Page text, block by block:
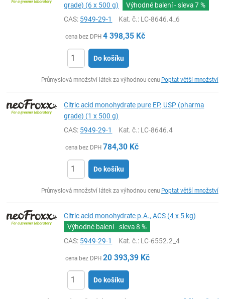
grade) (6 x 500 g)
Výhodné balení - sleva7 %
CAS: 5949-29-1 Kat. č.: LC-8646.4_6
cena bez DPH 4 398,35 Kč
Do košíku
Průmyslová množství látek za výhodnou cenu Poptat větší množství
Citric acid monohydrate pure EP, USP (pharma
grade) (1 x 500 g)
CAS: 5949-29-1 Kat. č.: LC-8646.4
cena bez DPH 784,30 Kč
Do košíku
Průmyslová množství látek za výhodnou cenu Poptat větší množství
Citric acid monohydrate p.A., ACS (4 x 5 kg)
Výhodné balení - sleva8 %
CAS: 5949-29-1 Kat. č.: LC-6552.2_4
cena bez DPH 20 393,39 Kč
Do košíku